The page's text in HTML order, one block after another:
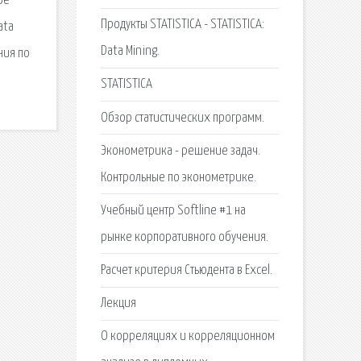
по
Продукты STATISTICA - STATISTICA:
Data Mining.
STATISTICA
Обзор статистических программ.
Эконометрика - решение задач.
Контрольные по эконометрике.
Учебный центр Softline #1 на
рынке корпоративного обучения.
Расчет критерия Стьюдента в Excel.
Лекция
О корреляциях и корреляционном